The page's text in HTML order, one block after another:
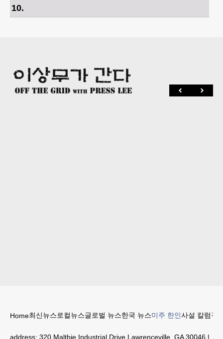
10.
Home최신뉴스로컬뉴스글로벌 뉴스한국 뉴스미주 한인사설 칼럼구
address: 320 Maltbie Industrial Drive Lawrenceville, GA 30046 |